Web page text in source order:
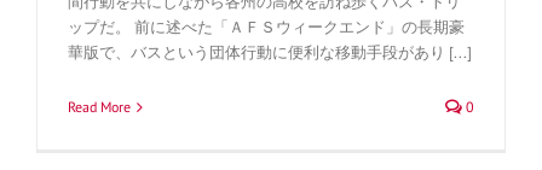
ップだ。 前に述べた「ＡＦＳウィークエンド」の長期豪
華版で、バスという団体行動に便利な移動手段があり [...]
Read More 0